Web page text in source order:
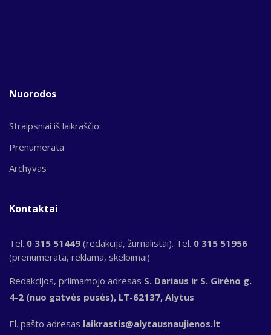
Nuorodos
Straipsniai iš laikraščio
Prenumerata
Archyvas
Kontaktai
Tel. 0 315 51449 (redakcija, žurnalistai). Tel. 0 315 51956
(prenumerata, reklama, skelbimai)
Redakcijos, priimamojo adresas S. Dariaus ir S. Girėno g.
4-2 (nuo gatvės pusės), LT-62137, Alytus
El. pašto adresas laikrastis@alytausnaujienos.lt